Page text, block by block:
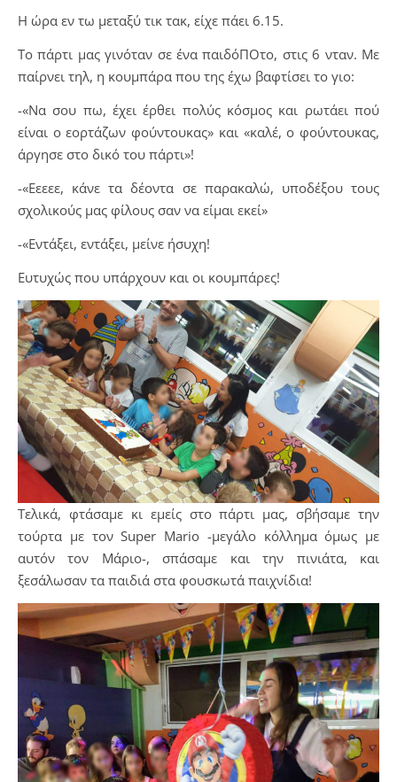
Η ώρα εν τω μεταξύ τικ τακ, είχε πάει 6.15.
Το πάρτι μας γινόταν σε ένα παιδόΠΟτο, στις 6 νταν. Με
παίρνει τηλ, η κουμπάρα που της έχω βαφτίσει το γιο:
-«Να σου πω, έχει έρθει πολύς κόσμος και ρωτάει πού
είναι ο εορτάζων φούντουκας» και «καλέ, ο φούντουκας,
άργησε στο δικό του πάρτι»!
-«Εεεεε, κάνε τα δέοντα σε παρακαλώ, υποδέξου τους
σχολικούς μας φίλους σαν να είμαι εκεί»
-«Εντάξει, εντάξει, μείνε ήσυχη!
Ευτυχώς που υπάρχουν και οι κουμπάρες!
Τελικά, φτάσαμε κι εμείς στο πάρτι μας, σβήσαμε την
τούρτα με τον Super Mario -μεγάλο κόλλημα όμως με
αυτόν τον Μάριο-, σπάσαμε και την πινιάτα, και
ξεσάλωσαν τα παιδιά στα φουσκωτά παιχνίδια!